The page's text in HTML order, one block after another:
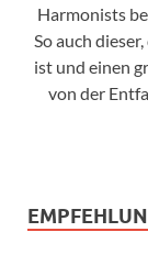
Harmonists
So auch
ist und einen
von der